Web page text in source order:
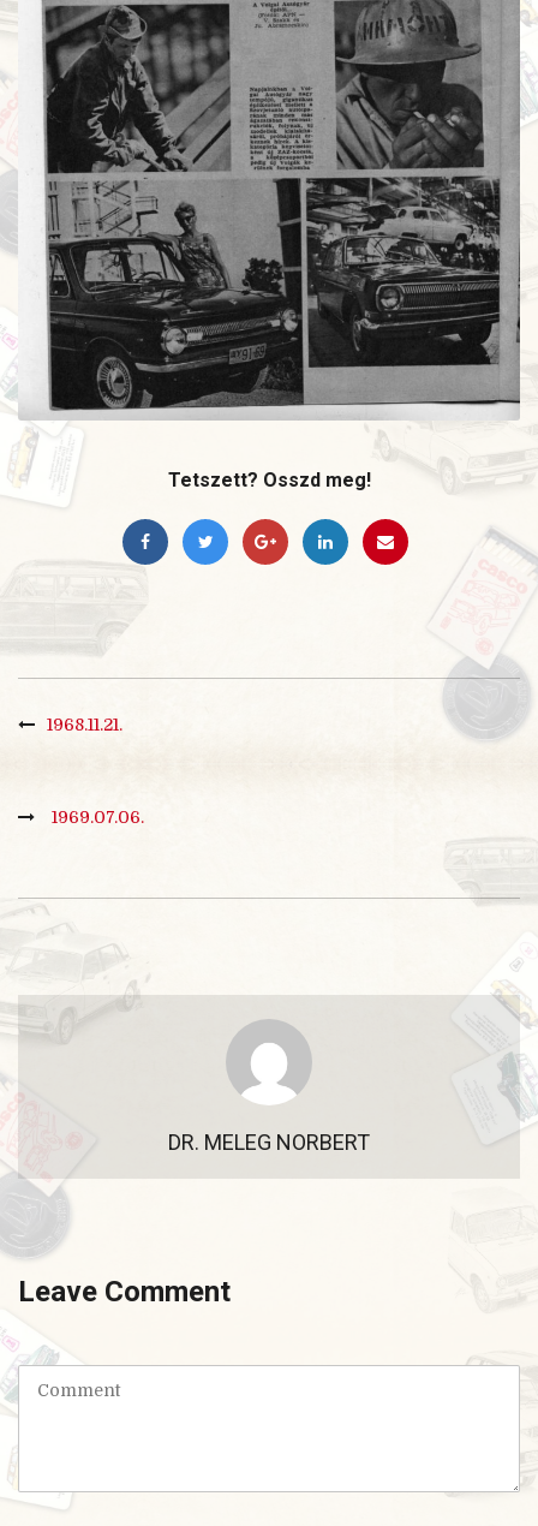
Tetszett? Osszd meg!
1968.11.21.
1969.07.06.
DR. MELEG NORBERT
Leave Comment
C
o
n